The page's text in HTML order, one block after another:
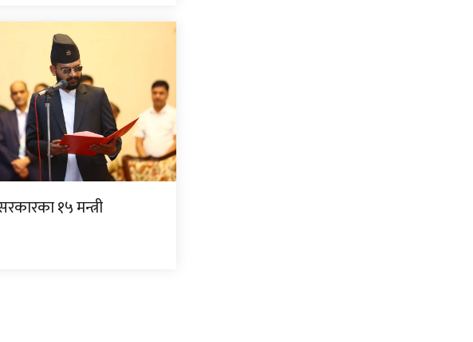
१५ मन्त्री